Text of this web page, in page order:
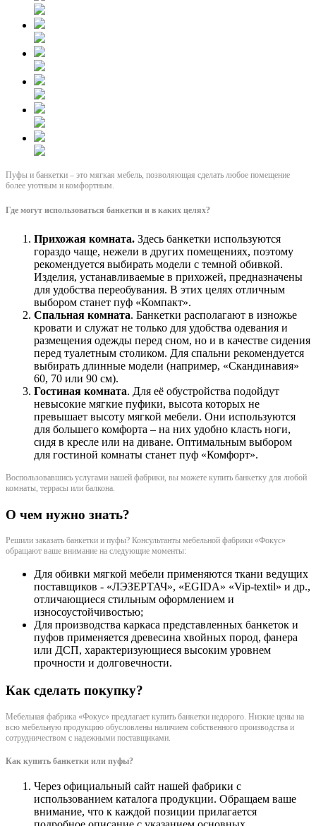
Пуфы и банкетки – это мягкая мебель, позволяющая сделать любое помещение
более уютным и комфортным.
Где могут использоваться банкетки и в каких целях?
Прихожая комната. Здесь банкетки используются
гораздо чаще, нежели в других помещениях, поэтому
рекомендуется выбирать модели с темной обивкой.
Изделия, устанавливаемые в прихожей, предназначены
для удобства переобувания. В этих целях отличным
выбором станет пуф «Компакт».
Спальная комната. Банкетки располагают в изножье
кровати и служат не только для удобства одевания и
размещения одежды перед сном, но и в качестве сидения
перед туалетным столиком. Для спальни рекомендуется
выбирать длинные модели (например, «Скандинавия»
60, 70 или 90 см).
Гостиная комната. Для её обустройства подойдут
невысокие мягкие пуфики, высота которых не
превышает высоту мягкой мебели. Они используются
для большего комфорта – на них удобно класть ноги,
сидя в кресле или на диване. Оптимальным выбором
для гостиной комнаты станет пуф «Комфорт».
Воспользовавшись услугами нашей фабрики, вы можете купить банкетку для любой
комнаты, террасы или балкона.
О чем нужно знать?
Решили заказать банкетки и пуфы? Консультанты мебельной фабрики «Фокус»
обращают ваше внимание на следующие моменты:
Для обивки мягкой мебели применяются ткани ведущих
поставщиков - «ЛЭЗЕРТАЧ», «EGIDA» «Vip-textil» и др.,
отличающиеся стильным оформлением и
износоустойчивостью;
Для производства каркаса представленных банкеток и
пуфов применяется древесина хвойных пород, фанера
или ДСП, характеризующиеся высоким уровнем
прочности и долговечности.
Как сделать покупку?
Мебельная фабрика «Фокус» предлагает купить банкетки недорого. Низкие цены на
всю мебельную продукцию обусловлены наличием собственного производства и
сотрудничеством с надежными поставщиками.
Как купить банкетки или пуфы?
Через официальный сайт нашей фабрики с
использованием каталога продукции. Обращаем ваше
внимание, что к каждой позиции прилагается